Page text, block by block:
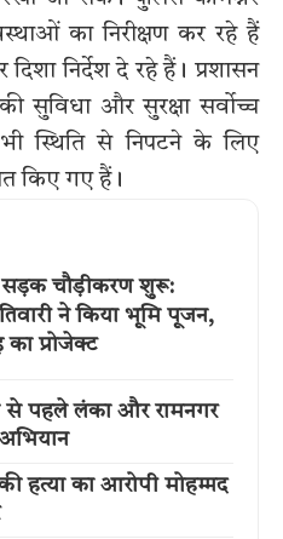
का निरीक्षण कर रहे हैं
निर्देश दे रहे हैं। प्रशासन
सुविधा और सुरक्षा सर्वोच्च
स्थिति से निपटने के लिए
किए गए हैं।
सड़क चौड़ीकरण शुरू:
ने किया भूमि पूजन,
का प्रोजेक्ट
से पहले लंका और रामनगर
हत्या का आरोपी मोहम्मद